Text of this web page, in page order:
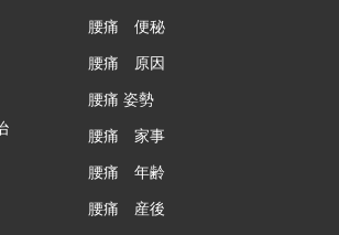
腰痛 便秘
腰痛 原因
腰痛 姿勢
腰痛 家事
腰痛 年齢
腰痛 産後